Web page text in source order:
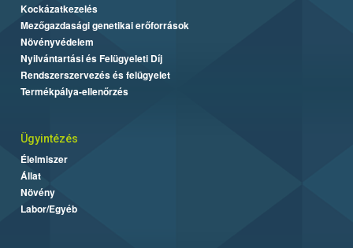
Kockázatkezelés
Mezőgazdasági genetikai erőforrások
Növényvédelem
Nyilvántartási és Felügyeleti Díj
Rendszerszervezés és felügyelet
Termékpálya-ellenőrzés
Ügyintézés
Élelmiszer
Állat
Növény
Labor/Egyéb